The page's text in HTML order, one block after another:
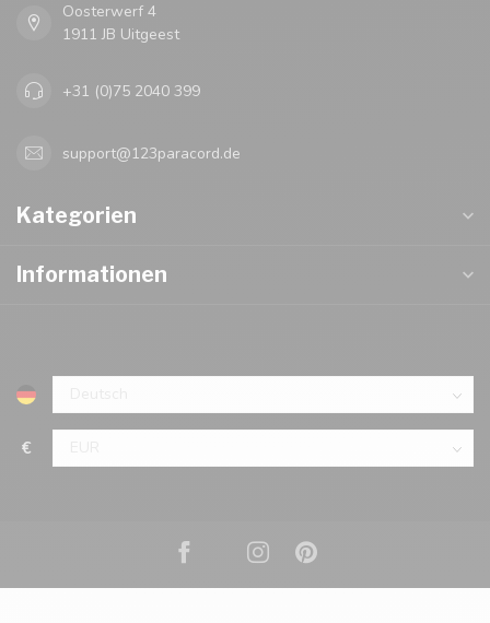
Oosterwerf 4
1911 JB Uitgeest
+31 (0)75 2040 399
support@123paracord.de
Kategorien
Informationen
€